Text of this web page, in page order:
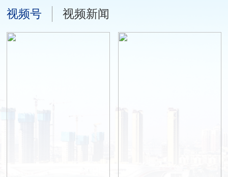
视频号 视频新闻